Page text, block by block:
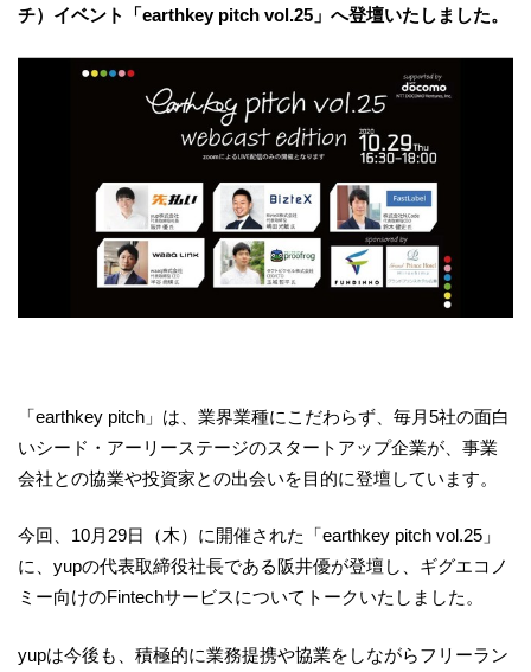
チ）イベント「earthkey pitch vol.25」へ登壇いたしました。
「earthkey pitch」は、業界業種にこだわらず、毎月5社の面白
いシード・アーリーステージのスタートアップ企業が、事業
会社との協業や投資家との出会いを目的に登壇しています。
今回、10月29日（木）に開催された「earthkey pitch vol.25」
に、yupの代表取締役社長である阪井優が登壇し、ギグエコノ
ミー向けのFintechサービスについてトークいたしました。
yupは今後も、積極的に業務提携や協業をしながらフリーラン